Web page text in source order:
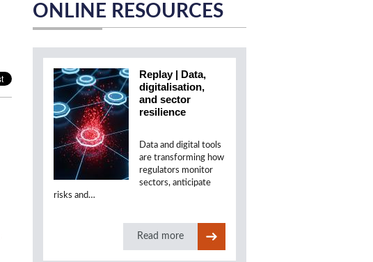
ONLINE RESOURCES
Replay | Data,
digitalisation,
and sector
resilience
Data and digital tools
are transforming how
regulators monitor
sectors, anticipate
risks and…
Read more